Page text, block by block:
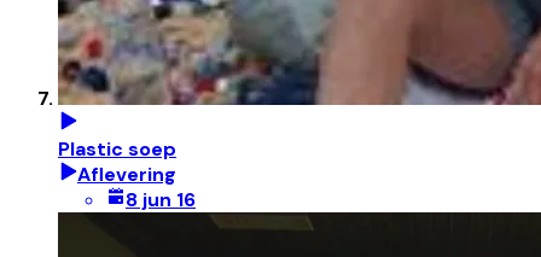
Plastic soep
Aflevering
8 jun 16